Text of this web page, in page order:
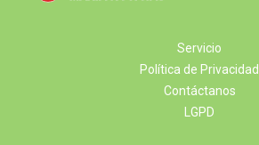
Servicio
Política de Privacidad
Contáctanos
LGPD